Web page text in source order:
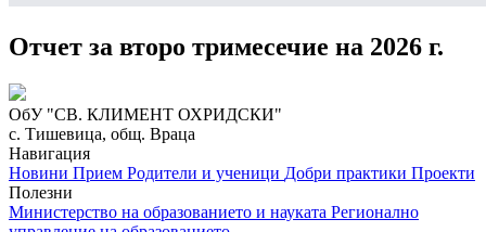
Отчет за второ тримесечие на 2026 г.
ОбУ "СВ. КЛИМЕНТ ОХРИДСКИ"
с. Тишевица, общ. Враца
Навигация
Новини Прием Родители и ученици Добри практики Проекти
Полезни
Министерство на образованието и науката Регионално